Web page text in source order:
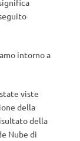
intorno a
viste
della
della
Nube di